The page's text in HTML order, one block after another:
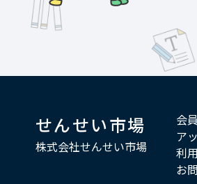
せんせい市場
株式会社せんせい市場
会
ア
利
お